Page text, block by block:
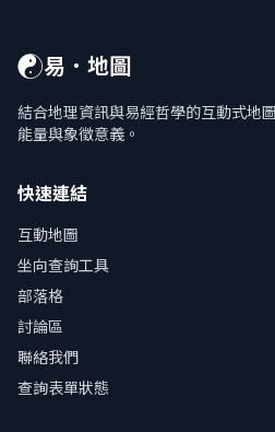
☯易．地圖
結合地理資訊與易經哲學的互動式地
能量與象徵意義。
快速連結
互動地圖
坐向查詢工具
部落格
討論區
聯絡我們
查詢表單狀態